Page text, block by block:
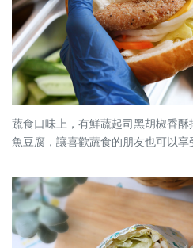
蔬食口味上，有鮮蔬起司黑胡椒香
魚豆腐，讓喜歡蔬食的朋友也可以